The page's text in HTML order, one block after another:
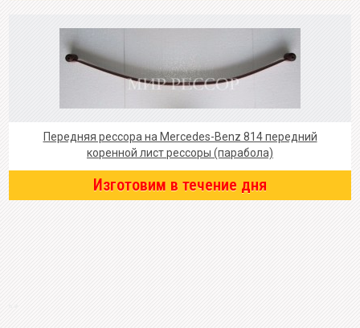
Передняя рессора на Mercedes-Benz 814 передний
коренной лист рессоры (парабола)
Изготовим в течение дня